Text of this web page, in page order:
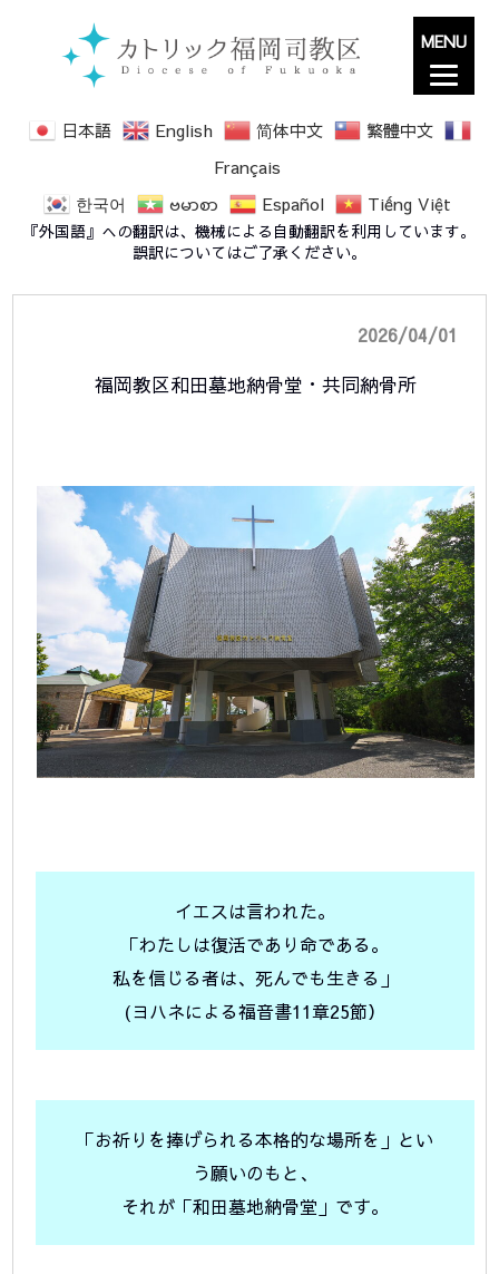
日本語 English 简体中文
繁體中文
Français
한국어
ဗမာစာ Español Tiếng Việt
『外国語』への翻訳は、機械による自動翻訳を利用しています。
誤訳についてはご了承ください。
福岡教区和田墓地納骨堂・共同納骨所
2026/04/01
福岡教区和田墓地納骨堂・共同納骨所
イエスは言われた。
「わたしは復活であり命である。
私を信じる者は、死んでも生きる」
(ヨハネによる福音書11章25節）
「お祈りを捧げられる本格的な場所を」とい
う願いのもと、
それが「和田墓地納骨堂」です。
MENU